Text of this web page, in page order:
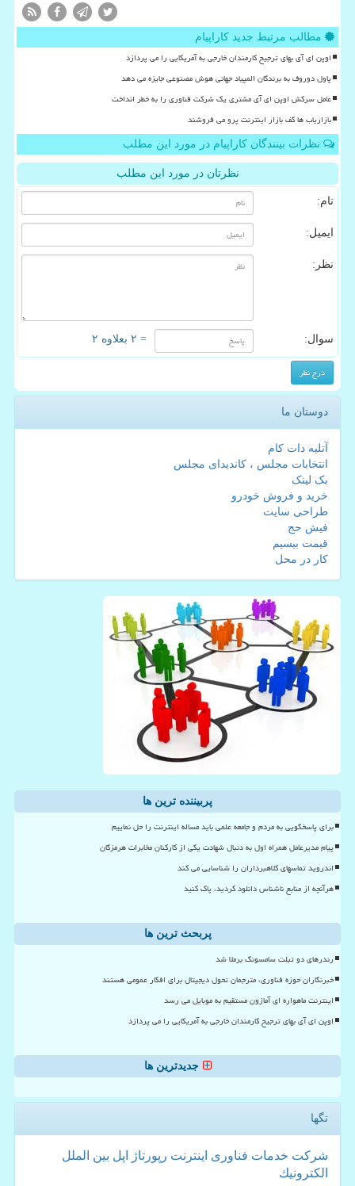
مطالب مرتبط جدید کاراپیام
اوپن ای آی بهای ترجیح کارمندان خارجی به آمریکایی را می پردازد
پاول دوروف به برندگان المپیاد جهانی هوش مصنوعی جایزه می دهد
عامل سرکش اوپن ای آی مشتری یک شرکت فناوری را به خطر انداخت
بازاریاب ها کف بازار اینترنت پرو می فروشند
نظرات بینندگان کاراپیام در مورد این مطلب
نظرتان در مورد این مطلب
نام:
ایمیل:
نظر:
سوال: = ۲ بعلاوه ۲
دوستان ما
آتلیه دات کام
انتخابات مجلس ، کاندیدای مجلس
بک لینک
خرید و فروش خودرو
طراحی سایت
فیش حج
قیمت بیسیم
کار در محل
پربیننده ترین ها
برای پاسخگویی به مردم و جامعه علمی باید مساله اینترنت را حل نماییم
پیام مدیرعامل همراه اول به دنبال شهادت یکی از کارکنان مخابرات هرمزگان
اندروید تماسهای کلاهبرداران را شناسایی می کند
هرآنچه از منابع ناشناس دانلود کردید، پاک کنید
پربحث ترین ها
رندرهای دو تبلت سامسونگ برملا شد
خبرنگاران حوزه فناوری، مترجمان تحول دیجیتال برای افکار عمومی هستند
اینترنت ماهواره ای آمازون مستقیم به موبایل می رسد
اوپن ای آی بهای ترجیح کارمندان خارجی به آمریکایی را می پردازد
جدیدترین ها
تگها
شركت خدمات فناوری اینترنت رپورتاژ اپل بین الملل
الكترونیك